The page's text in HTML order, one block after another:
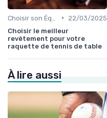
•
22/03/2025
Choisir le meilleur
revêtement pour votre
raquette de tennis de table
À lire aussi